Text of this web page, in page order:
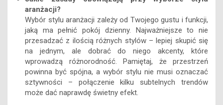
aranżacji?
Wybór stylu aranżacji zależy od Twojego gustu i funkcji,
jaką ma pełnić pokój dzienny. Najważniejsze to nie
przesadzać z ilością różnych stylów – lepiej skupić się
na jednym, ale dobrać do niego akcenty, które
wprowadzą różnorodność. Pamiętaj, że przestrzeń
powinna być spójna, a wybór stylu nie musi oznaczać
sztywności – połączenie kilku subtelnych trendów
może dać naprawdę świetny efekt.